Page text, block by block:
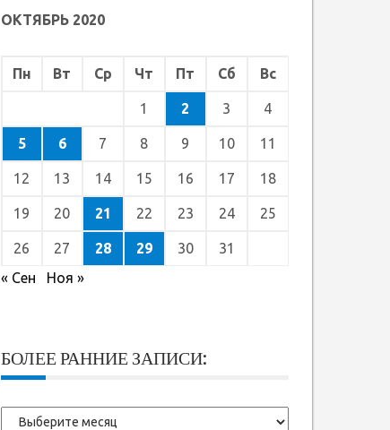
ОКТЯБРЬ 2020
Пн Вт Ср Чт Пт Сб Вс
1 2 3 4
5 6 7 8 9 10 11
12 13 14 15 16 17 18
19 20 21 22 23 24 25
26 27 28 29 30
31
« Сен
Ноя »
БОЛЕЕ РАННИЕ ЗАПИСИ:
Более